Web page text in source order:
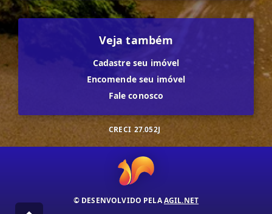
Veja também
Cadastre seu imóvel
Encomende seu imóvel
Fale conosco
CRECI 27.052J
© DESENVOLVIDO PELAAGIL.NET